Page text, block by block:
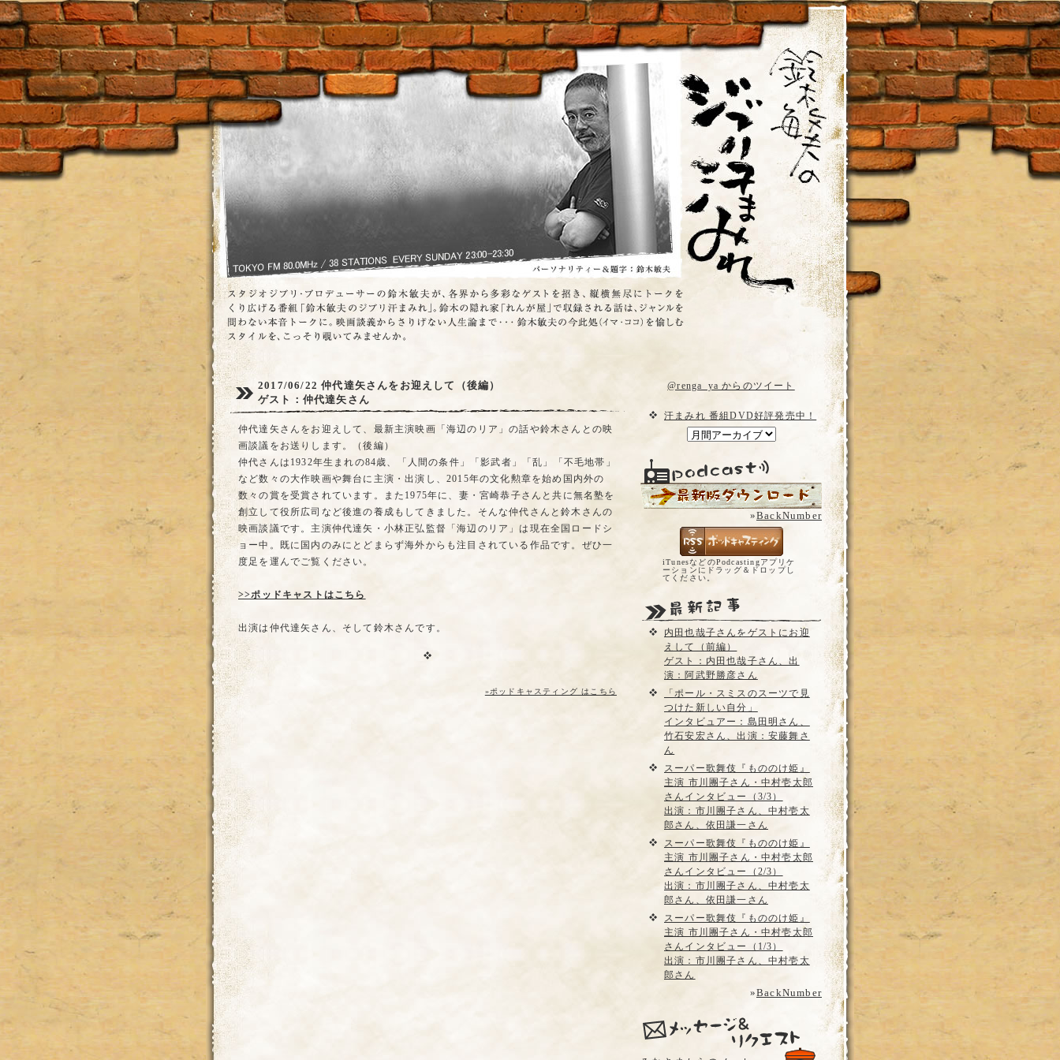
2017/06/22仲代達矢さんをお迎えして（後編）
ゲスト：仲代達矢さん
仲代達矢さんをお迎えして、最新主演映画「海辺のリア」の話や鈴木さんとの映
画談議をお送りします。（後編）
仲代さんは1932年生まれの84歳、「人間の条件」「影武者」「乱」「不毛地帯」
など数々の大作映画や舞台に主演・出演し、2015年の文化勲章を始め国内外の
数々の賞を受賞されています。また1975年に、妻・宮崎恭子さんと共に無名塾を
創立して役所広司など後進の養成もしてきました。そんな仲代さんと鈴木さんの
映画談議です。主演仲代達矢・小林正弘監督「海辺のリア」は現在全国ロードシ
ョー中。既に国内のみにとどまらず海外からも注目されている作品です。ぜひ一
度足を運んでご覧ください。
>>ポッドキャストはこちら
出演は仲代達矢さん、そして鈴木さんです。
»ポッドキャスティング はこちら
@renga_ya からのツイート
汗まみれ 番組DVD好評発売中！
»BackNumber
iTunesなどのPodcastingアプリケ
ーションにドラッグ＆ドロップし
てください。
内田也哉子さんをゲストにお迎
えして（前編）
ゲスト：内田也哉子さん、出
演：阿武野勝彦さん
「ポール・スミスのスーツで見
つけた新しい自分」
インタビュアー：島田明さん、
竹石安宏さん、出演：安藤舞さ
ん
スーパー歌舞伎『もののけ姫』
主演 市川團子さん・中村壱太郎
さんインタビュー（3/3）
出演：市川團子さん、中村壱太
郎さん、依田謙一さん
スーパー歌舞伎『もののけ姫』
主演 市川團子さん・中村壱太郎
さんインタビュー（2/3）
出演：市川團子さん、中村壱太
郎さん、依田謙一さん
スーパー歌舞伎『もののけ姫』
主演 市川團子さん・中村壱太郎
さんインタビュー（1/3）
出演：市川團子さん、中村壱太
郎さん
»BackNumber